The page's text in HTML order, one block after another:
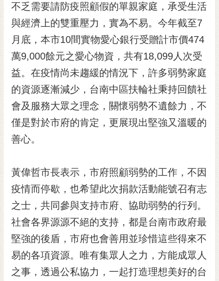
隱
私
權
及
安
全
政
策
網
站
資
料
宣
告
市
交
通
置
不乏需要請防疫照顧假的單親家庭，承受生活
與經濟上的雙重壓力，實為不易。今年截至7
月底，本市10間實物愛心銀行受贈計市價474
萬9,000餘元之愛心物資，共有18,099人次受
益。在疫情尚未趨緩的情況下，許多弱勢家庭
的資源逐漸減少，台南中區扶輪社秉持回饋社
會及服務大眾之理念，關懷弱勢不遺餘力，不
僅是對於市府的肯定，更展現出堅強又溫暖的
善心。
黃偉哲市長表示，市府照顧弱勢的工作，不因
疫情而停歇，也希望此次捐款活動能號召有志
之士，共同參與支持市府、協助弱勢的行列。
社會各界源源不絕的支持，都是台南市政府最
堅強的後盾，市府也會善用並珍惜這些得來不
易的各項資源。唯有集眾人之力，方能成眾人
之事，透過公私協力，一起打造理想美好的台